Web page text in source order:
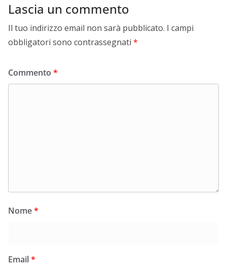
Lascia un commento
Il tuo indirizzo email non sarà pubblicato. I campi
obbligatori sono contrassegnati *
Commento *
Nome*
Email*